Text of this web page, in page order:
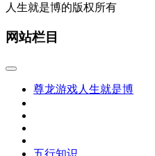
人生就是博的版权所有
网站栏目
尊龙游戏人生就是博